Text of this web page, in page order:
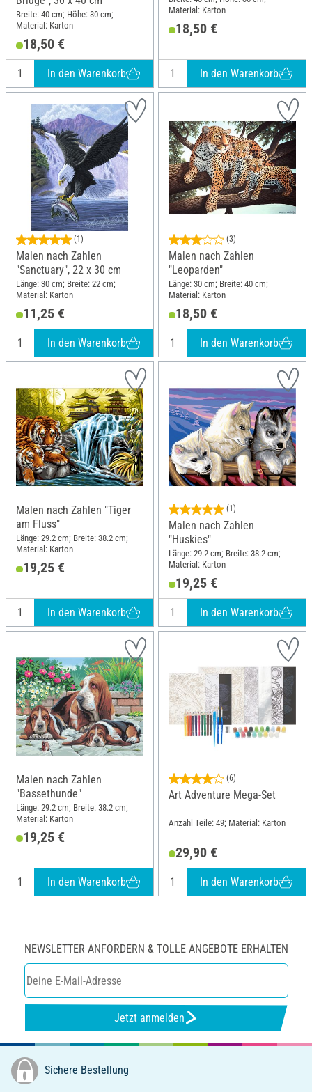
Breite: 40 cm; Höhe: 30 cm;
Material: Karton
18,50 €
In den Warenkorb
Material: Karton
18,50 €
In den Warenkorb
(1)
Malen nach Zahlen
"Sanctuary", 22 x 30 cm
Länge: 30 cm; Breite: 22 cm;
Material: Karton
11,25 €
In den Warenkorb
(3)
Malen nach Zahlen
"Leoparden"
Länge: 30 cm; Breite: 40 cm;
Material: Karton
18,50 €
In den Warenkorb
Malen nach Zahlen "Tiger
am Fluss"
Länge: 29.2 cm; Breite: 38.2 cm;
Material: Karton
19,25 €
In den Warenkorb
(1)
Malen nach Zahlen
"Huskies"
Länge: 29.2 cm; Breite: 38.2 cm;
Material: Karton
19,25 €
In den Warenkorb
Malen nach Zahlen
"Bassethunde"
Länge: 29.2 cm; Breite: 38.2 cm;
Material: Karton
19,25 €
In den Warenkorb
(6)
Art Adventure Mega-Set
Anzahl Teile: 49; Material: Karton
29,90 €
In den Warenkorb
NEWSLETTER ANFORDERN & TOLLE ANGEBOTE ERHALTEN
Jetzt anmelden
Sichere Bestellung